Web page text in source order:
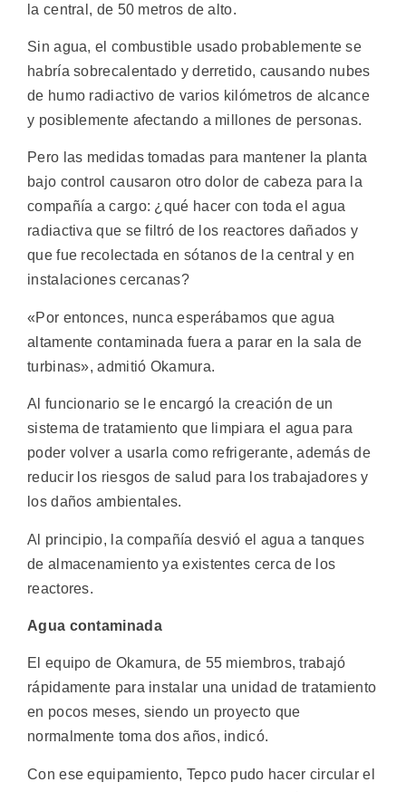
la central, de 50 metros de alto.
Sin agua, el combustible usado probablemente se
habría sobrecalentado y derretido, causando nubes
de humo radiactivo de varios kilómetros de alcance
y posiblemente afectando a millones de personas.
Pero las medidas tomadas para mantener la planta
bajo control causaron otro dolor de cabeza para la
compañía a cargo: ¿qué hacer con toda el agua
radiactiva que se filtró de los reactores dañados y
que fue recolectada en sótanos de la central y en
instalaciones cercanas?
«Por entonces, nunca esperábamos que agua
altamente contaminada fuera a parar en la sala de
turbinas», admitió Okamura.
Al funcionario se le encargó la creación de un
sistema de tratamiento que limpiara el agua para
poder volver a usarla como refrigerante, además de
reducir los riesgos de salud para los trabajadores y
los daños ambientales.
Al principio, la compañía desvió el agua a tanques
de almacenamiento ya existentes cerca de los
reactores.
Agua contaminada
El equipo de Okamura, de 55 miembros, trabajó
rápidamente para instalar una unidad de tratamiento
en pocos meses, siendo un proyecto que
normalmente toma dos años, indicó.
Con ese equipamiento, Tepco pudo hacer circular el